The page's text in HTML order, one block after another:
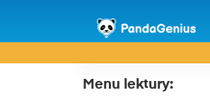
ZDAY Lektury
Menu lektury: